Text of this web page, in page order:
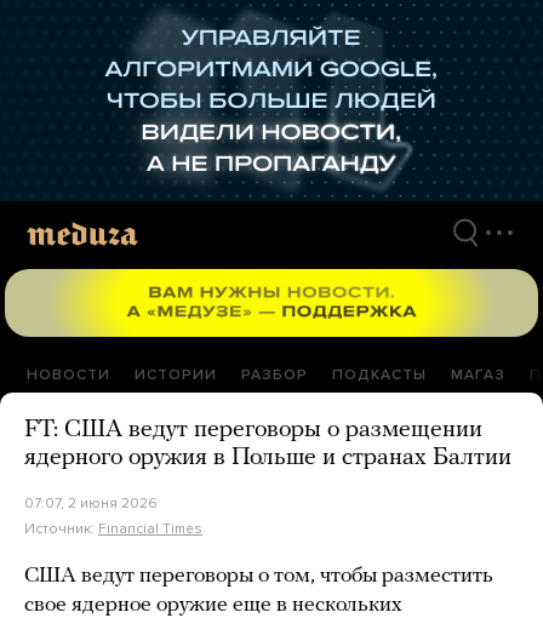
НОВОСТИ ИСТОРИИ РАЗБОР ПОДКАСТЫ МАГАЗ
FT: США ведут переговоры о размещении
ядерного оружия в Польше и странах Балтии
07:07, 2 июня 2026
Источник: Financial Times
США ведут переговоры о том, чтобы разместить
свое ядерное оружие еще в нескольких